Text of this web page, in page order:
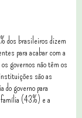
dos brasileiros dizem
para acabar com a
governos não têm os
são as
do governo para
(43%) e a